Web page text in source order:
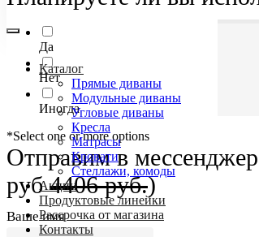
Да
Нет
Иногда
*Select one or more options
Отправим в
руб4406 руб.)
Ваше имя
Каталог
Прямые диваны
Модульные диваны
Угловые диваны
Кресла
Матрасы
Кровати
Стеллажи, комоды
Акции
Продуктовые линейки
Рассрочка от магазина
Контакты